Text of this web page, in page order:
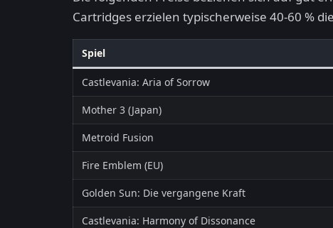
Cartridges erzielen typischerweise 40-60 %
Spiel
Castlevania: Aria of Sorrow
Mother 3 (Japan)
Metroid Fusion
Fire Emblem (EU)
Golden Sun: Die vergangene Kraft
Castlevania: Harmony of Dissonance